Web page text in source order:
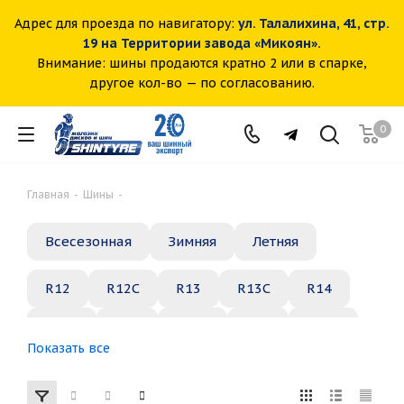
Адрес для проезда по навигатору: ул. Талалихина, 41, стр.
19 на Территории завода «Микоян».
Внимание: шины продаются кратно 2 или в спарке,
другое кол-во — по согласованию.
0
Главная - Шины -
Всесезонная Зимняя Летняя
R12 R12C R13 R13C R14
Показать все